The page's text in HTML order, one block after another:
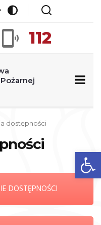
112
dostępności
DOSTĘPNOŚCI